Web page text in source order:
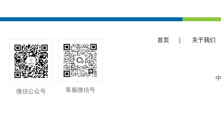
首页 关于我们
微信公众号
客服微信号